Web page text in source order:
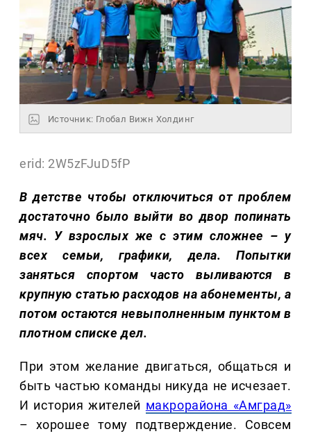
Источник: Глобал Вижн Холдинг
erid: 2W5zFJuD5fP
В детстве чтобы отключиться от проблем
достаточно было выйти во двор попинать
мяч. У взрослых же с этим сложнее – у
всех семьи, графики, дела. Попытки
заняться спортом часто выливаются в
крупную статью расходов на абонементы, а
потом остаются невыполненным пунктом в
плотном списке дел.
При этом желание двигаться, общаться и
быть частью команды никуда не исчезает.
И история жителей макрорайона «Амград»
– хорошее тому подтверждение. Совсем